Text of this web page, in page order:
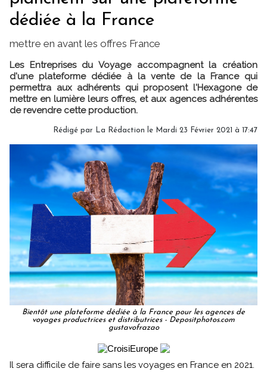
dédiée à la France
mettre en avant les offres France
Les Entreprises du Voyage accompagnent la création
d'une plateforme dédiée à la vente de la France qui
permettra aux adhérents qui proposent l'Hexagone de
mettre en lumière leurs offres, et aux agences adhérentes
de revendre cette production.
Rédigé par La Rédaction le Mardi 23 Février 2021 à 17:47
Bientôt une plateforme dédiée à la France pour les agences de
voyages productrices et distributrices - Depositphotos.com
gustavofrazao
Il sera difficile de faire sans les voyages en France en 2021.